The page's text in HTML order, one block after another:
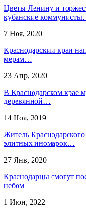
Цветы Ленину и
кубанские
7 Ноя, 2020
Краснодарский край
мерам…
23 Апр, 2020
В Краснодарском крае
деревянной…
14 Ноя, 2019
Житель Краснодарского
элитных иномарок…
27 Янв, 2020
Краснодарцы смогут
небом
1 Июн, 2022